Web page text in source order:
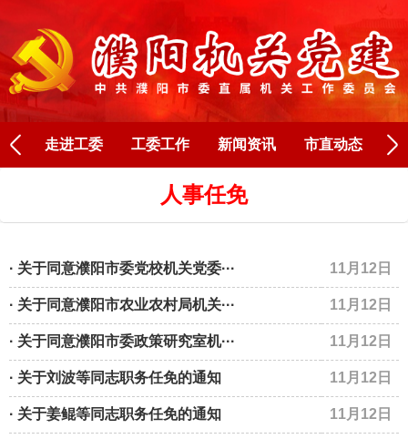
走进工委 工委工作 新闻资讯 市直动态 人
人事任免
· 关于同意濮阳市委党校机关党委··· 11月12日
· 关于同意濮阳市农业农村局机关··· 11月12日
· 关于同意濮阳市委政策研究室机··· 11月12日
· 关于刘波等同志职务任免的通知 11月12日
· 关于姜鲲等同志职务任免的通知 11月12日